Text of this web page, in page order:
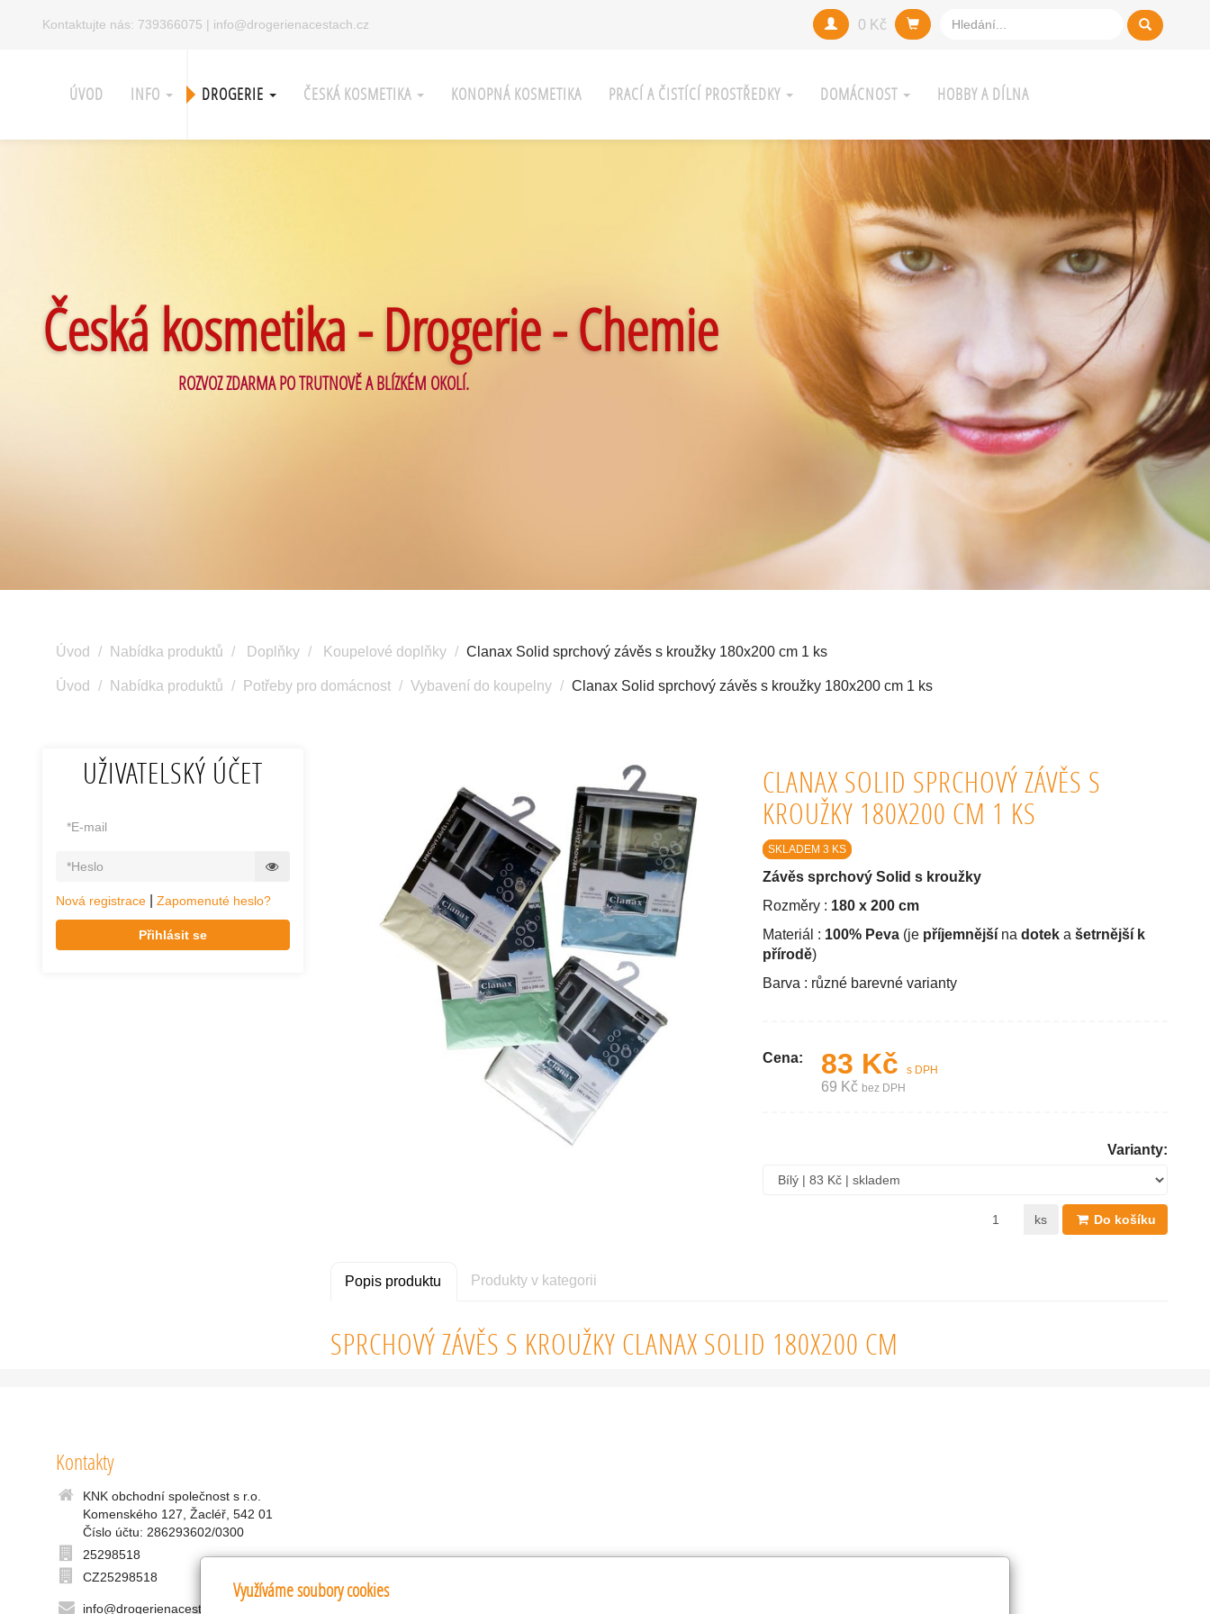
Kontaktujte nás: 739366075 | info@drogerienacestach.cz 0 Kč
ÚVOD INFO DROGERIE ČESKÁ KOSMETIKA KONOPNÁ KOSMETIKA PRACÍ A ČISTÍCÍ PROSTŘEDKY DOMÁCNOST HOBBY A DÍLNA
Česká kosmetika - Drogerie - Chemie
ROZVOZ ZDARMA PO TRUTNOVĚ A BLÍZKÉM OKOLÍ.
Úvod Nabídka produktů Doplňky Koupelové doplňky Clanax Solid sprchový závěs s kroužky 180x200 cm 1 ks
Úvod Nabídka produktů Potřeby pro domácnost Vybavení do koupelny Clanax Solid sprchový závěs s kroužky 180x200 cm 1 ks
UŽIVATELSKÝ ÚČET
Nová registrace Zapomenuté heslo?
Přihlásit se
CLANAX SOLID SPRCHOVÝ ZÁVĚS S
KROUŽKY 180X200 CM 1 KS
SKLADEM 3 KS
Závěs sprchový Solid s kroužky
Rozměry : 180 x 200 cm
Materiál : 100% Peva (je příjemnější na dotek a šetrnější k
přírodě)
Barva : různé barevné varianty
Cena: 83 Kč s DPH
69 Kč bez DPH
Varianty:
ks Do košíku
Popis produktu Produkty v kategorii
SPRCHOVÝ ZÁVĚS S KROUŽKY CLANAX SOLID 180X200 CM
Kontakty
KNK obchodní společnost s r.o.
Komenského 127, Žacléř, 542 01
Číslo účtu: 286293602/0300
25298518
CZ25298518
info@drogerienacestach.cz
Využíváme soubory cookies